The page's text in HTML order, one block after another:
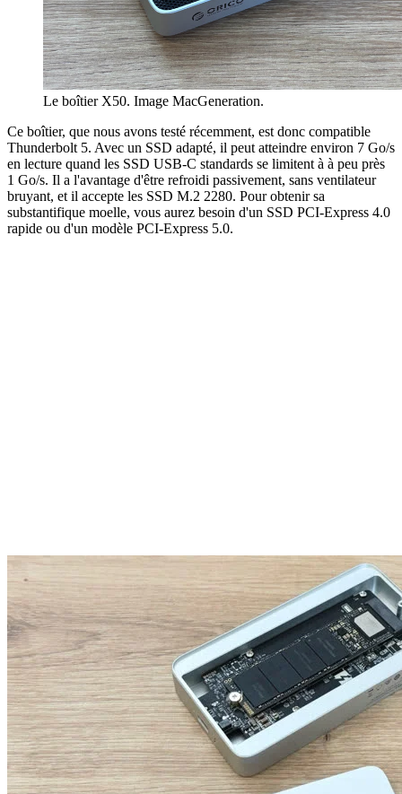
Le boîtier X50. Image MacGeneration.
Ce boîtier, que nous avons testé récemment, est donc compatible
Thunderbolt 5. Avec un SSD adapté, il peut atteindre environ 7 Go/s
en lecture quand les SSD USB-C standards se limitent à à peu près
1 Go/s. Il a l'avantage d'être refroidi passivement, sans ventilateur
bruyant, et il accepte les SSD M.2 2280. Pour obtenir sa
substantifique moelle, vous aurez besoin d'un SSD PCI-Express 4.0
rapide ou d'un modèle PCI-Express 5.0.